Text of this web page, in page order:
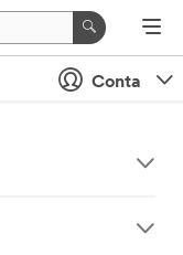
Conta